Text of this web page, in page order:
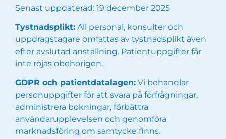
Senast uppdaterad: 19 december 2025
Tystnadsplikt: All personal, konsulter och
uppdragstagare omfattas av tystnadsplikt även
efter avslutad anställning. Patientuppgifter får
inte röjas obehörigen.
GDPR och patientdatalagen: Vi behandlar
personuppgifter för att svara på förfrågningar,
administrera bokningar, förbättra
användarupplevelsen och genomföra
marknadsföring om samtycke finns.